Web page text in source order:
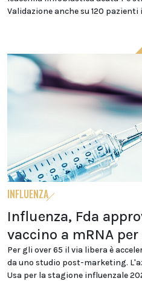
Validazione anche su 120
INFLUENZA
Influenza, Fda
vaccino a mRNA
Per gli over 65 il via libera è
da uno studio post-marketing.
Usa per la stagione influenzale